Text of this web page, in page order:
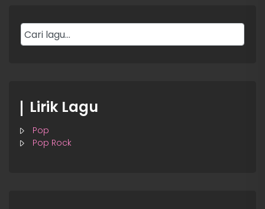
Lirik Lagu
Pop
Pop Rock